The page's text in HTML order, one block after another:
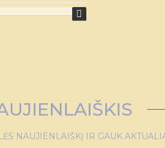
NAUJIENLAIŠKĮ IR GAUK